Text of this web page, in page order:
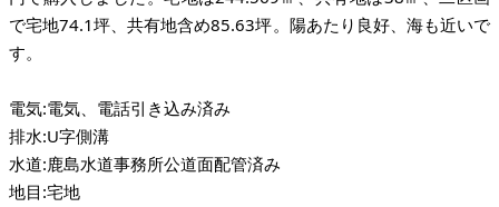
で宅地74.1坪、共有地含め85.63坪。陽あたり良好、海も近いで
す。
電気:電気、電話引き込み済み
排水:U字側溝
水道:鹿島水道事務所公道面配管済み
地目:宅地